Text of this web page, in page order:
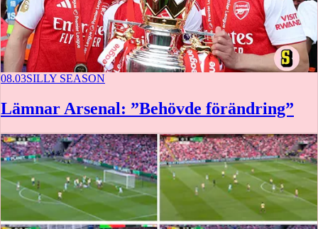
08.03SILLY SEASON
Lämnar Arsenal: ”Behövde förändring”